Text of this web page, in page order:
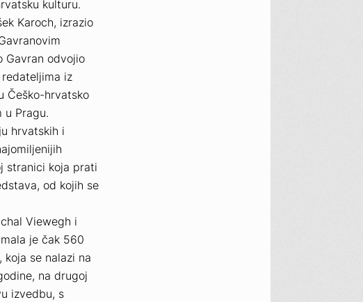
kulturu.
Karoch, izrazio
Gavran odvojio
iz
Češko-hrvatsko
u Pragu.
hrvatskih i
stranici koja prati
od kojih se
Viewegh i
je čak 560
se nalazi na
na drugoj
izvedbu, s